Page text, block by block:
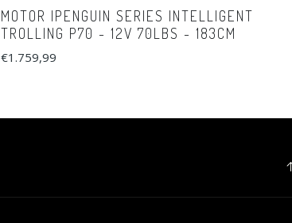
MOTOR IPENGUIN SERIES INTELLIGENT
TROLLING P70 - 12V 70LBS - 183CM
€1.759,99